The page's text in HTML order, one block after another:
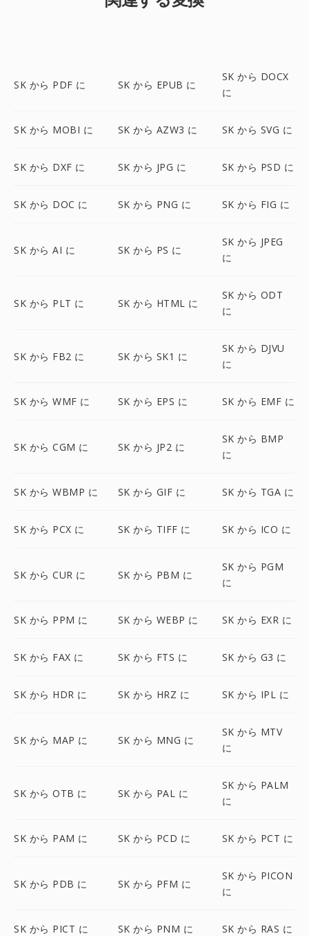
SK から PDF に SK から EPUB に
SK から DOCX
に
SK から MOBI に SK から AZW3 に SK から SVG に
SK から DXF に SK から JPG に SK から PSD に
SK から DOC に SK から PNG に SK から FIG に
SK から AI に SK から PS に
SK から JPEG
に
SK から PLT に SK から HTML に
SK から ODT
に
SK から FB2 に SK から SK1 に
SK から DJVU
に
SK から WMF に SK から EPS に SK から EMF に
SK から CGM に SK から JP2 に
SK から BMP
に
SK から WBMP に SK から GIF に SK から TGA に
SK から PCX に SK から TIFF に SK から ICO に
SK から CUR に SK から PBM に
SK から PGM
に
SK から PPM に SK から WEBP に SK から EXR に
SK から FAX に SK から FTS に SK から G3 に
SK から HDR に SK から HRZ に SK から IPL に
SK から MAP に SK から MNG に
SK から MTV
に
SK から OTB に SK から PAL に
SK から PALM
に
SK から PAM に SK から PCD に SK から PCT に
SK から PDB に SK から PFM に
SK から PICON
に
SK から PICT に SK から PNM に SK から RAS に